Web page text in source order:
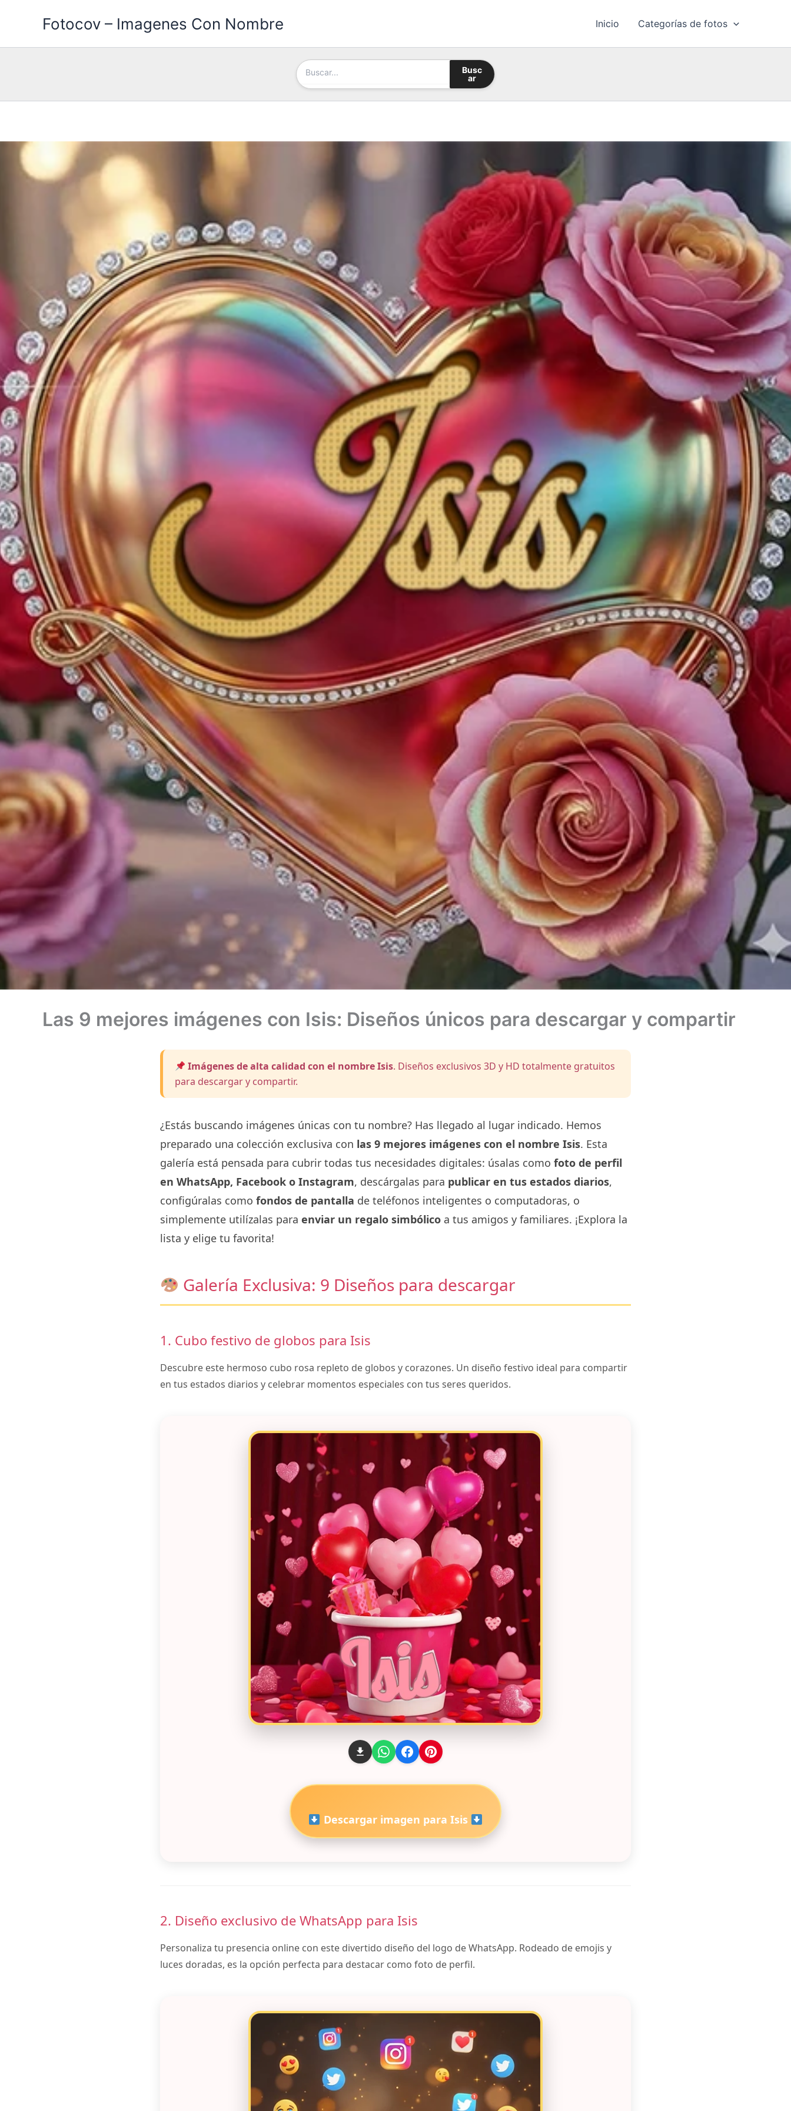
Fotocov – Imagenes Con Nombre Inicio Categorías de fotos
Busc
ar
Las 9 mejores imágenes con Isis: Diseños únicos para descargar y compartir
Imágenes de alta calidad con el nombre Isis. Diseños exclusivos 3D y HD totalmente gratuitos
para descargar y compartir.
¿Estás buscando imágenes únicas con tu nombre? Has llegado al lugar indicado. Hemos
preparado una colección exclusiva con las 9 mejores imágenes con el nombre Isis. Esta
galería está pensada para cubrir todas tus necesidades digitales: úsalas como foto de perfil
en WhatsApp, Facebook o Instagram, descárgalas para publicar en tus estados diarios,
configúralas como fondos de pantalla de teléfonos inteligentes o computadoras, o
simplemente utilízalas para enviar un regalo simbólico a tus amigos y familiares. ¡Explora la
lista y elige tu favorita!
Galería Exclusiva: 9 Diseños para descargar
1. Cubo festivo de globos para Isis
Descubre este hermoso cubo rosa repleto de globos y corazones. Un diseño festivo ideal para compartir
en tus estados diarios y celebrar momentos especiales con tus seres queridos.
Descargar imagen para Isis
2. Diseño exclusivo de WhatsApp para Isis
Personaliza tu presencia online con este divertido diseño del logo de WhatsApp. Rodeado de emojis y
luces doradas, es la opción perfecta para destacar como foto de perfil.